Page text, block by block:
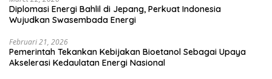
Diplomasi Energi Bahlil di Jepang, Perkuat Indonesia
Wujudkan Swasembada Energi
Februari 21, 2026
Pemerintah Tekankan Kebijakan Bioetanol Sebagai Upaya
Akselerasi Kedaulatan Energi Nasional